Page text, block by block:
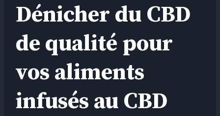
Dénicher du CBD
de qualité pour
vos aliments
infusés au CBD